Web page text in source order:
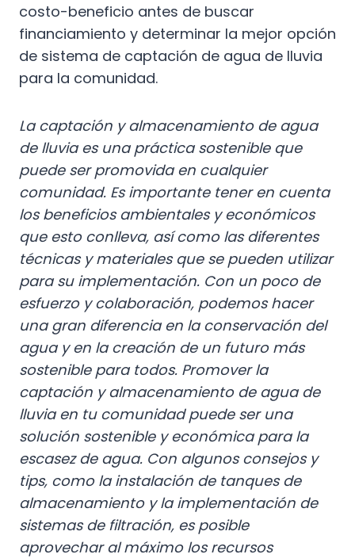
costo-beneficio antes de buscar
financiamiento y determinar la mejor opción
de sistema de captación de agua de lluvia
para la comunidad.
La captación y almacenamiento de agua
de lluvia es una práctica sostenible que
puede ser promovida en cualquier
comunidad. Es importante tener en cuenta
los beneficios ambientales y económicos
que esto conlleva, así como las diferentes
técnicas y materiales que se pueden utilizar
para su implementación. Con un poco de
esfuerzo y colaboración, podemos hacer
una gran diferencia en la conservación del
agua y en la creación de un futuro más
sostenible para todos. Promover la
captación y almacenamiento de agua de
lluvia en tu comunidad puede ser una
solución sostenible y económica para la
escasez de agua. Con algunos consejos y
tips, como la instalación de tanques de
almacenamiento y la implementación de
sistemas de filtración, es posible
aprovechar al máximo los recursos